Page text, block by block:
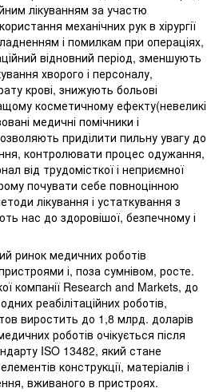
лікуванням за участю
механічних рук в хірургії
і помилкам при операціях,
відновний період, зменшують
хворого і персоналу,
крові, знижують больові
косметичному ефекту(невеликі
медичні помічники і
приділити пильну увагу до
контролювати процес одужання,
від трудомісткої і неприємної
почувати себе повноцінною
лікування і устаткування з
нас до здоровішої, безпечному і
ринок медичних роботів
і, поза сумнівом, росте.
компанії Research and Markets, до
реабілітаційних роботів,
виростить до 1,8 млрд. доларів
роботів очікується після
ISO 13482, який стане
конструкції, матеріалів і
вживаного в пристроях.